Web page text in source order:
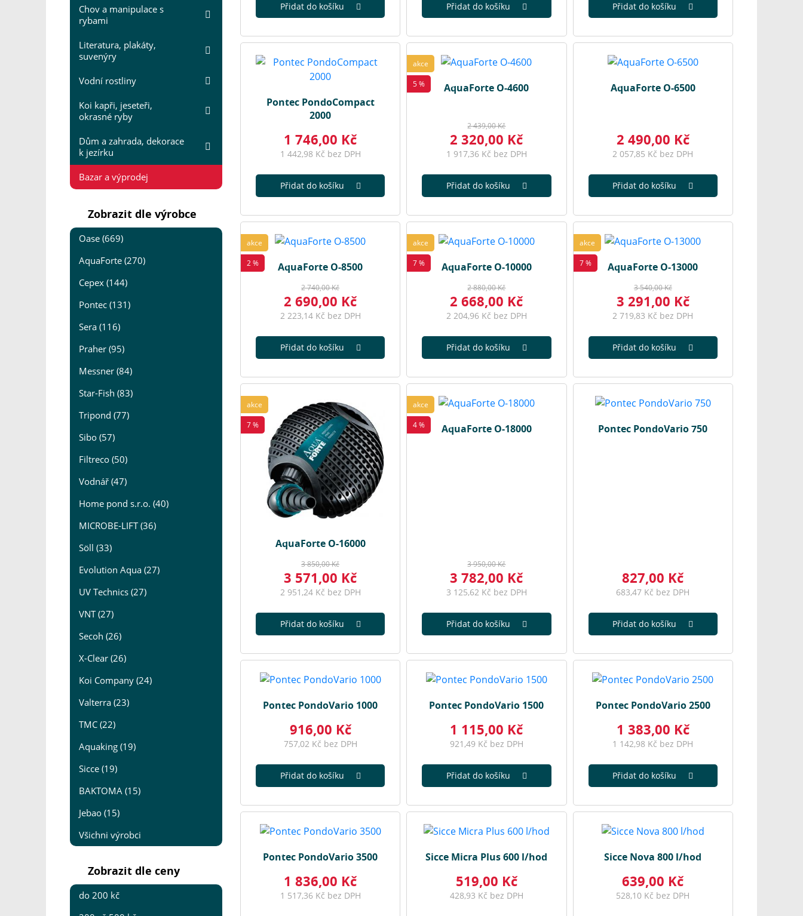
Chov a manipulace s
rybami
Literatura, plakáty,
suvenýry
Vodní rostliny
Koi kapři, jeseteři,
okrasné ryby
Dům a zahrada, dekorace
k jezírku
Bazar a výprodej
Zobrazit dle výrobce
Oase (669)
AquaForte (270)
Cepex (144)
Pontec (131)
Sera (116)
Praher (95)
Messner (84)
Star-Fish (83)
Tripond (77)
Sibo (57)
Filtreco (50)
Vodnář (47)
Home pond s.r.o. (40)
MICROBE-LIFT (36)
Söll (33)
Evolution Aqua (27)
UV Technics (27)
VNT (27)
Secoh (26)
X-Clear (26)
Koi Company (24)
Valterra (23)
TMC (22)
Aquaking (19)
Sicce (19)
BAKTOMA (15)
Jebao (15)
Všichni výrobci
Zobrazit dle ceny
do 200 kč
Přidat do košíku Přidat do košíku Přidat do košíku
Pontec PondoCompact
2000
1 746,00 Kč
1 442,98 Kč bez DPH
Přidat do košíku
akce
5 %
AquaForte O-4600
2 439,00 Kč
2 320,00 Kč
1 917,36 Kč bez DPH
Přidat do košíku
AquaForte O-6500
2 490,00 Kč
2 057,85 Kč bez DPH
Přidat do košíku
akce
2 %
AquaForte O-8500
2 740,00 Kč
2 690,00 Kč
2 223,14 Kč bez DPH
Přidat do košíku
akce
7 %
AquaForte O-10000
2 880,00 Kč
2 668,00 Kč
2 204,96 Kč bez DPH
Přidat do košíku
akce
7 %
AquaForte O-13000
3 540,00 Kč
3 291,00 Kč
2 719,83 Kč bez DPH
Přidat do košíku
akce
7 %
AquaForte O-16000
3 850,00 Kč
3 571,00 Kč
2 951,24 Kč bez DPH
Přidat do košíku
akce
4 %
AquaForte O-18000
3 950,00 Kč
3 782,00 Kč
3 125,62 Kč bez DPH
Přidat do košíku
Pontec PondoVario 750
827,00 Kč
683,47 Kč bez DPH
Přidat do košíku
Pontec PondoVario 1000
916,00 Kč
757,02 Kč bez DPH
Přidat do košíku
Pontec PondoVario 1500
1 115,00 Kč
921,49 Kč bez DPH
Přidat do košíku
Pontec PondoVario 2500
1 383,00 Kč
1 142,98 Kč bez DPH
Přidat do košíku
Pontec PondoVario 3500
1 836,00 Kč
1 517,36 Kč bez DPH
Sicce Micra Plus 600 l/hod
519,00 Kč
428,93 Kč bez DPH
Sicce Nova 800 l/hod
639,00 Kč
528,10 Kč bez DPH